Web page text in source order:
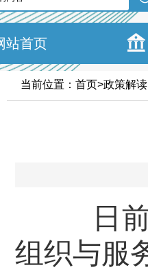
站首页
当前位置： 首页>政策解读
日
组织与服